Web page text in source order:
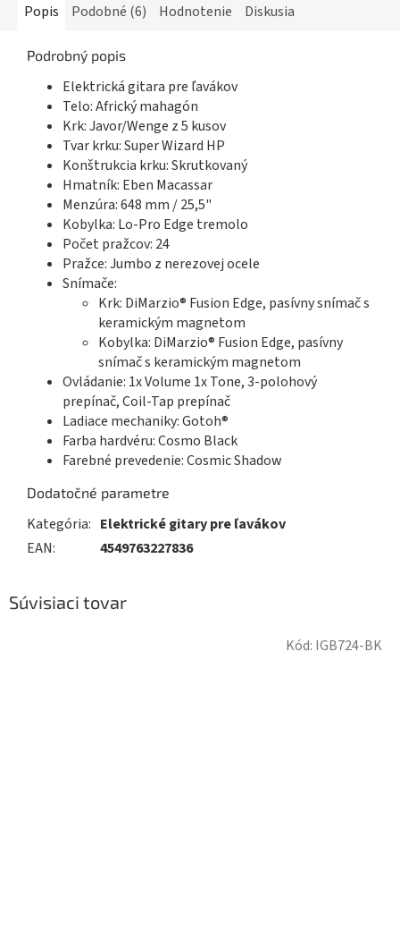
Popis Podobné (6) Hodnotenie Diskusia
Podrobný popis
Elektrická gitara pre ľavákov
Telo: Africký mahagón
Krk: Javor/Wenge z 5 kusov
Tvar krku: Super Wizard HP
Konštrukcia krku: Skrutkovaný
Hmatník: Eben Macassar
Menzúra: 648 mm / 25,5"
Kobylka: Lo-Pro Edge tremolo
Počet pražcov: 24
Pražce: Jumbo z nerezovej ocele
Snímače:
Krk: DiMarzio® Fusion Edge, pasívny snímač s
keramickým magnetom
Kobylka: DiMarzio® Fusion Edge, pasívny
snímač s keramickým magnetom
Ovládanie: 1x Volume 1x Tone, 3-polohový
prepínač, Coil-Tap prepínač
Ladiace mechaniky: Gotoh®
Farba hardvéru: Cosmo Black
Farebné prevedenie: Cosmic Shadow
Dodatočné parametre
Kategória: Elektrické gitary pre ľavákov
EAN: 4549763227836
Súvisiaci tovar
Kód: IGB724-BK